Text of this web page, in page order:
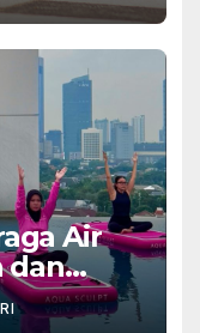
Air
dan